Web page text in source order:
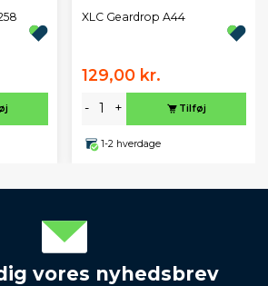
XLC Geardrop A44
129,00 kr.
- + Tilføj
1-2 hverdage
vores nyhedsbrev